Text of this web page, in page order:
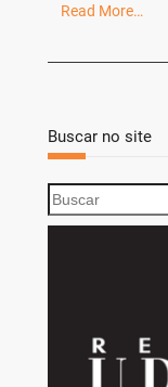
Read More…
Buscar no site
S
e